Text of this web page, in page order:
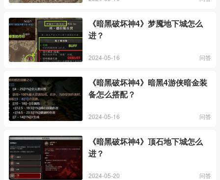
《暗黑破坏神4》梦魇地下城怎么
进？
2024-05-16 问答
《暗黑破坏神4》暗黑4游侠暗金装
备怎么搭配？
2024-05-16 问答
《暗黑破坏神4》顶石地下城怎么
进？
2024-05-20 问答